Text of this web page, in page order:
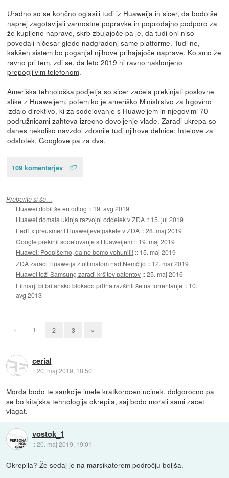
Uradno so se končno oglasili tudi iz Huaweijain sicer, da bodo še
naprej zagotavljali varnostne popravke in poprodajno podporo za
že kupljene naprave, skrb zbujajoče pa je, da tudi oni niso
povedali ničesar glede nadgradenj same platforme. Tudi ne,
kakšen sistem bo poganjal njihove prihajajoče naprave. Ko smo že
ravno pri tem, zdi se, da leto 2019 ni ravno naklonjeno
prepogljivim telefonom.
Ameriška tehnološka podjetja so sicer začela prekinjati poslovne
stike z Huaweijem, potem ko je ameriško Ministrstvo za trgovino
izdalo direktivo, ki za sodelovanje s Huaweijem in njegovimi 70
podružnicami zahteva izrecno dovoljenje vlade. Zaradi ukrepa so
danes nekoliko navzdol zdrsnile tudi njihove delnice: Intelove za
odstotek, Googlove pa za dva.
109 komentarjev
Preberite si še…
Huawei dobil še en odlog :: 19. avg 2019
Huawei domala ukinja razvojni oddelek v ZDA :: 15. jul 2019
FedEx preusmeril Huaweijeve pakete v ZDA ::28. maj 2019
Google prekinil sodelovanje s Huaweijem :: 19. maj 2019
Huawei: Podpišemo, da ne bomo vohunili! :: 15. maj 2019
ZDA zaradi Huaweija z ultimatom nad Nemčijo :: 12. mar 2019
Huawei toži Samsung zaradi kršitev patentov ::25. maj 2016
Filmarji bi britansko blokado pr0na razširili še na torrentanje :: 10.
avg 2013
« 1 2 3 »
cerial
::20. maj 2019, 18:50
Morda bodo te sankcije imele kratkorocen ucinek, dolgorocno pa
se bo kitajska tehnologija okrepila, saj bodo morali sami zacet
vlagat.
vostok_1
::20. maj 2019, 19:01
Okrepila? Že sedaj je na marsikaterem področju boljša.